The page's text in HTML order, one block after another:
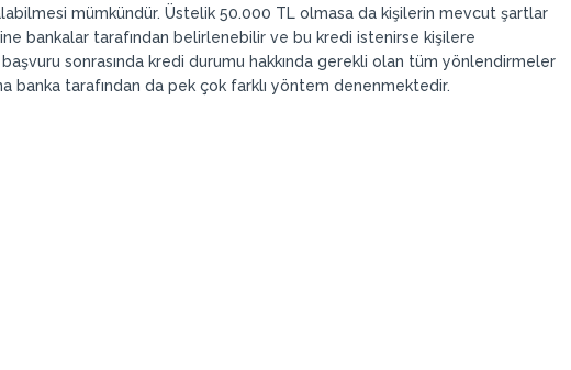
mümkündür. Üstelik 50.000 TL olmasa da kişilerin mevcut şartlar
bankalar tarafından belirlenebilir ve bu kredi istenirse kişilere
sonrasında kredi durumu hakkında gerekli olan tüm yönlendirmeler
banka tarafından da pek çok farklı yöntem denenmektedir.